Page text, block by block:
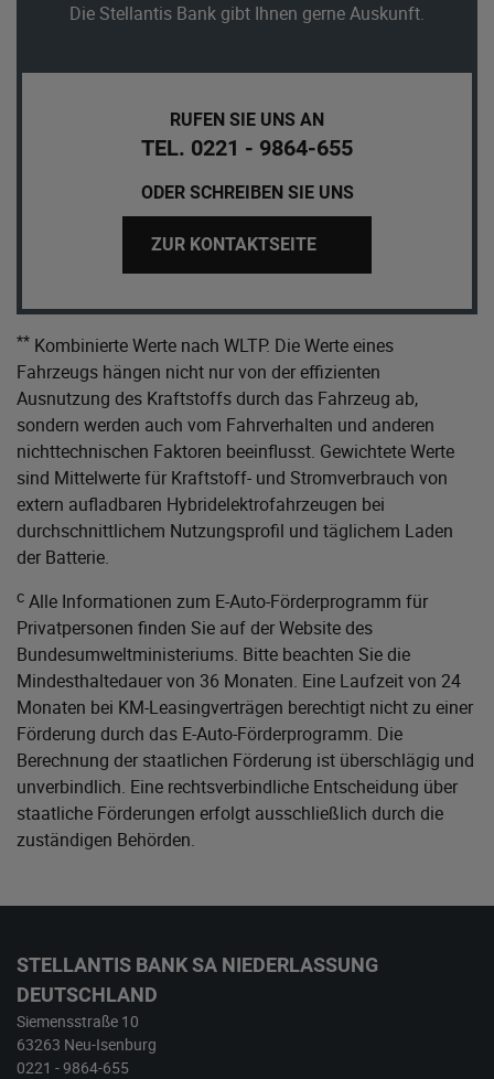
Die Stellantis Bank gibt Ihnen gerne Auskunft.
RUFEN SIE UNS AN
TEL. 0221 - 9864-655
ODER SCHREIBEN SIE UNS
ZUR KONTAKTSEITE
** Kombinierte Werte nach WLTP. Die Werte eines
Fahrzeugs hängen nicht nur von der effizienten
Ausnutzung des Kraftstoffs durch das Fahrzeug ab,
sondern werden auch vom Fahrverhalten und anderen
nichttechnischen Faktoren beeinflusst. Gewichtete Werte
sind Mittelwerte für Kraftstoff- und Stromverbrauch von
extern aufladbaren Hybridelektrofahrzeugen bei
durchschnittlichem Nutzungsprofil und täglichem Laden
der Batterie.
c Alle Informationen zum E-Auto-Förderprogramm für
Privatpersonen finden Sie auf der Website des
Bundesumweltministeriums. Bitte beachten Sie die
Mindesthaltedauer von 36 Monaten. Eine Laufzeit von 24
Monaten bei KM-Leasingverträgen berechtigt nicht zu einer
Förderung durch das E-Auto-Förderprogramm. Die
Berechnung der staatlichen Förderung ist überschlägig und
unverbindlich. Eine rechtsverbindliche Entscheidung über
staatliche Förderungen erfolgt ausschließlich durch die
zuständigen Behörden.
STELLANTIS BANK SA NIEDERLASSUNG
DEUTSCHLAND
Siemensstraße 10
63263 Neu-Isenburg
0221 - 9864-655